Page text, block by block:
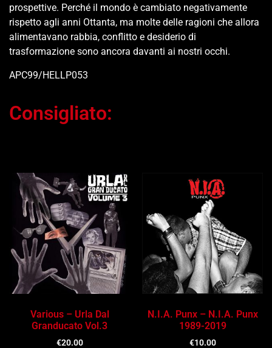
prospettive. Perché il mondo è cambiato negativamente
rispetto agli anni Ottanta, ma molte delle ragioni che allora
alimentavano rabbia, conflitto e desiderio di
trasformazione sono ancora davanti ai nostri occhi.
APC99/HELLP053
Consigliato:
Various – Urla Dal
Granducato Vol.3
€20.00
N.I.A. Punx – N.I.A. Punx
1989-2019
€10.00